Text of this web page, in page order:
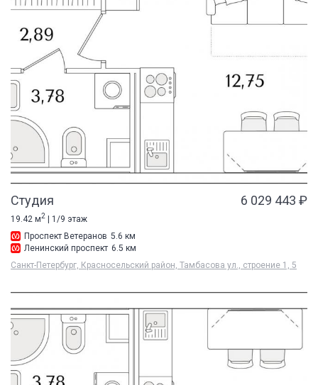
Студия 6 029 443 ₽
19.42 м2
| 1/9 этаж
Проспект Ветеранов 5.6 км
Ленинский проспект 6.5 км
Санкт-Петербург, Красносельский район, Тамбасова ул., строение 1, 5